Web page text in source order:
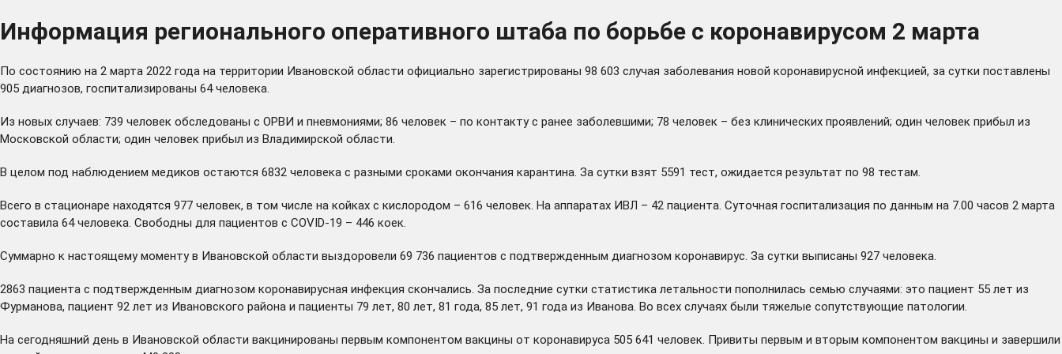
Информация регионального оперативного штаба по борьбе с коронавирусом 2 марта
По состоянию на 2 марта 2022 года на территории Ивановской области официально зарегистрированы 98 603 случая заболевания новой коронавирусной инфекцией, за сутки поставлены
905 диагнозов, госпитализированы 64 человека.
Из новых случаев: 739 человек обследованы с ОРВИ и пневмониями; 86 человек – по контакту с ранее заболевшими; 78 человек – без клинических проявлений; один человек прибыл из
Московской области; один человек прибыл из Владимирской области.
В целом под наблюдением медиков остаются 6832 человека с разными сроками окончания карантина. За сутки взят 5591 тест, ожидается результат по 98 тестам.
Всего в стационаре находятся 977 человек, в том числе на койках с кислородом – 616 человек. На аппаратах ИВЛ – 42 пациента. Суточная госпитализация по данным на 7.00 часов 2 марта
составила 64 человека. Свободны для пациентов с COVID-19 – 446 коек.
Суммарно к настоящему моменту в Ивановской области выздоровели 69 736 пациентов с подтвержденным диагнозом коронавирус. За сутки выписаны 927 человека.
2863 пациента с подтвержденным диагнозом коронавирусная инфекция скончались. За последние сутки статистика летальности пополнилась семью случаями: это пациент 55 лет из
Фурманова, пациент 92 лет из Ивановского района и пациенты 79 лет, 80 лет, 81 года, 85 лет, 91 года из Иванова. Во всех случаях были тяжелые сопутствующие патологии.
На сегодняшний день в Ивановской области вакцинированы первым компонентом вакцины от коронавируса 505 641 человек. Привиты первым и вторым компонентом вакцины и завершили